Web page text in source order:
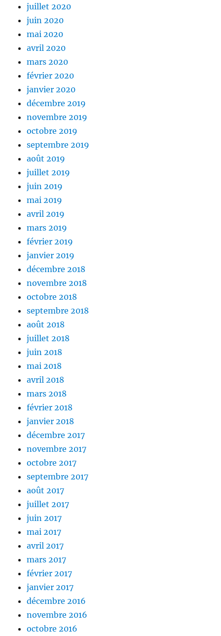
juillet 2020
juin 2020
mai 2020
avril 2020
mars 2020
février 2020
janvier 2020
décembre 2019
novembre 2019
octobre 2019
septembre 2019
août 2019
juillet 2019
juin 2019
mai 2019
avril 2019
mars 2019
février 2019
janvier 2019
décembre 2018
novembre 2018
octobre 2018
septembre 2018
août 2018
juillet 2018
juin 2018
mai 2018
avril 2018
mars 2018
février 2018
janvier 2018
décembre 2017
novembre 2017
octobre 2017
septembre 2017
août 2017
juillet 2017
juin 2017
mai 2017
avril 2017
mars 2017
février 2017
janvier 2017
décembre 2016
novembre 2016
octobre 2016